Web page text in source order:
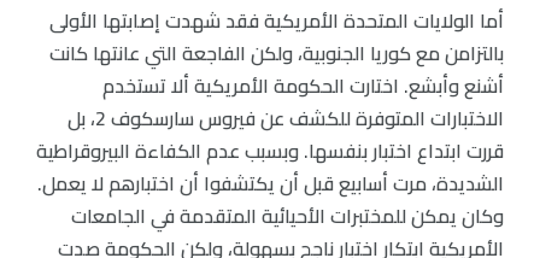
أما الولايات المتحدة الأمريكية فقد شهدت إصابتها الأولى
بالتزامن مع كوريا الجنوبية، ولكن الفاجعة التي عانتها كانت
أشنع وأبشع. اختارت الحكومة الأمريكية ألا تستخدم
الاختبارات المتوفرة للكشف عن فيروس سارسكوف 2، بل
قررت ابتداع اختبار بنفسها. وبسبب عدم الكفاءة البيروقراطية
الشديدة، مرت أسابيع قبل أن يكتشفوا أن اختبارهم لا يعمل.
وكان يمكن للمختبرات الأحيائية المتقدمة في الجامعات
الأمريكية ابتكار اختبار ناجح بسهولة، ولكن الحكومة صدت